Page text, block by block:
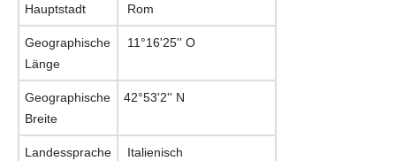
Hauptstadt Rom
Geographische
Länge
11°16'25'' O
Geographische
Breite
42°53'2'' N
Landessprache Italienisch